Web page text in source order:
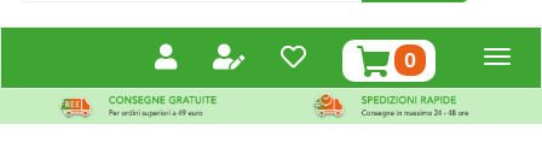
0prodotti
inseriti